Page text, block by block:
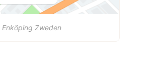
Enköping Zweden